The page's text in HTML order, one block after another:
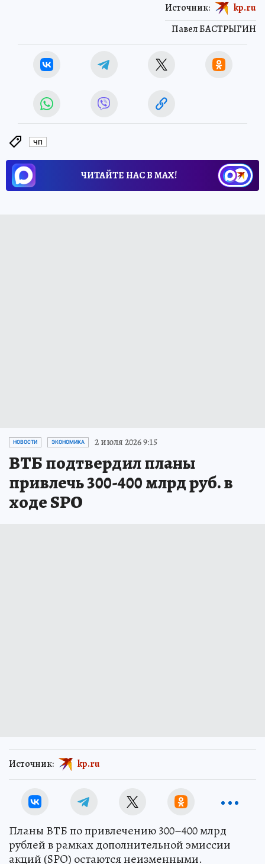
Павел БАСТРЫГИН
Источник: kp.ru
ЧП
ЧИТАЙТЕ НАС В МАХ!
НОВОСТИ ЭКОНОМИКА 2 июля 2026 9:15
ВТБ подтвердил планы
привлечь 300-400 млрд руб. в
ходе SPO
Источник: kp.ru
Планы ВТБ по привлечению 300–400 млрд
рублей в рамках дополнительной эмиссии
акций (SPO) остаются неизменными.